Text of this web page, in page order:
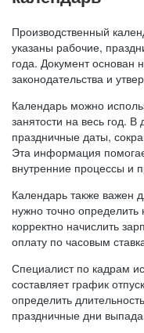
Производственный
указаны рабочие,
года. Документ основан
законодательства и
Календарь можно
занятости на весь год.
праздничные даты,
Эта информация
внутренние процессы и
Календарь также важен
нужно точно
корректно начислить
оплату по часовым
Специалист по кадрам
составляет график
определить
праздничные дни